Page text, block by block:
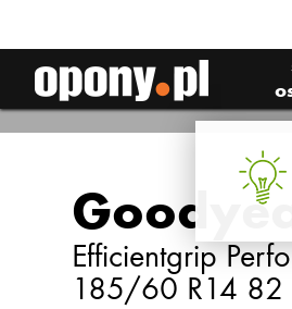
Goodyear
Efficientgrip
185/60 R14 82